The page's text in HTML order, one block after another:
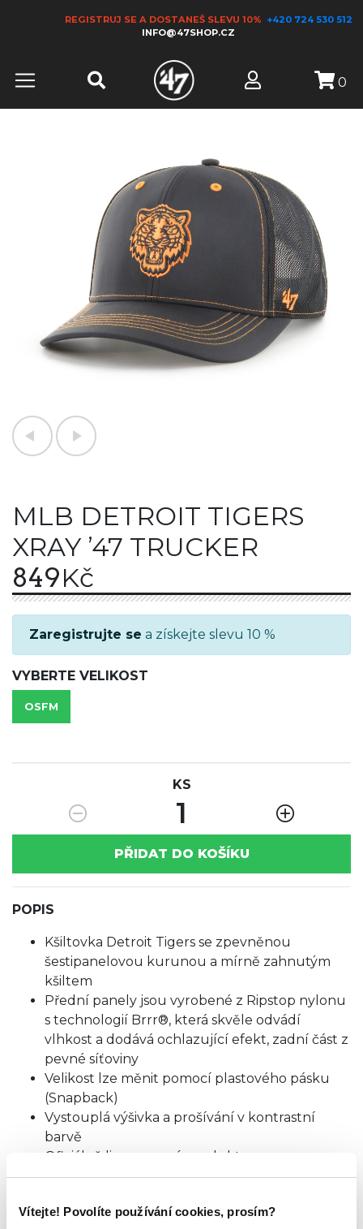
Vítejte! Povolíte používání cookies, prosím?
REGISTRUJ SE A DOSTANEŠ SLEVU 10% +420 724 530 512
INFO@47SHOP.CZ
0
MLB DETROIT TIGERS
XRAY ’47 TRUCKER
849Kč
Zaregistrujte se a získejte slevu 10 %
VYBERTE VELIKOST
OSFM
KS
1
PŘIDAT DO KOŠÍKU
POPIS
Kšiltovka Detroit Tigers se zpevněnou
šestipanelovou kurunou a mírně zahnutým
kšiltem
Přední panely jsou vyrobené z Ripstop nylonu
s technologií Brrr®, která skvěle odvádí
vlhkost a dodává ochlazující efekt, zadní část z
pevné síťoviny
Velikost lze měnit pomocí plastového pásku
(Snapback)
Vystouplá výšivka a prošívání v kontrastní
barvě
Oficiálně licencovaný produkt
Materiál: 100% Brrr® nylon; 100% polyester